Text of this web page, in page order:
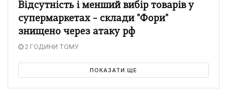
Відсутність і менший вибір товарів у
супермаркетах – склади "Фори"
знищено через атаку рф
2 ГОДИНИ ТОМУ
ПОКАЗАТИ ЩЕ